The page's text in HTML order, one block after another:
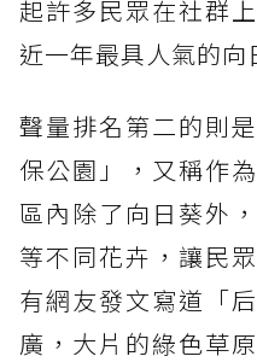
起許多民眾在社群
近一年最具人氣的向
聲量排名第二的則
保公園」，又稱作
區內除了向日葵外
等不同花卉，讓民
有網友發文寫道「
廣，大片的綠色草